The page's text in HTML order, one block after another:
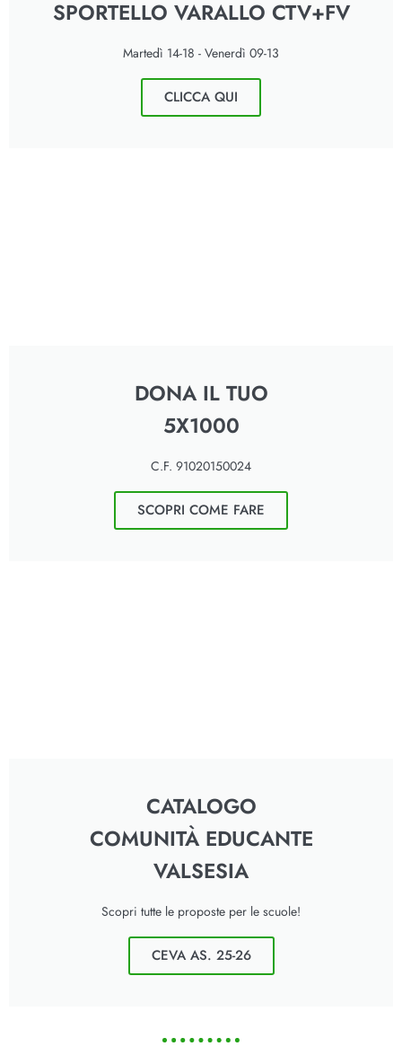
SPORTELLO VARALLO CTV+FV
Martedì 14-18 - Venerdì 09-13
CLICCA QUI
DONA IL TUO
5X1000
C.F. 91020150024
SCOPRI COME FARE
CATALOGO
COMUNITÀ EDUCANTE
VALSESIA
Scopri tutte le proposte per le scuole!
CEVA AS. 25-26